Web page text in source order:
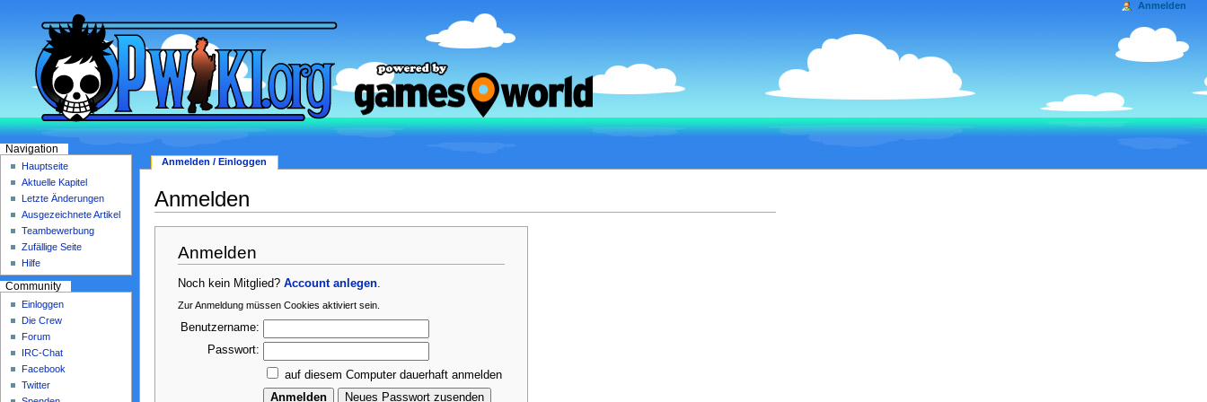
Anmelden
Anmelden
Noch kein Mitglied?Account anlegen
Zur Anmeldung müssen Cookies aktiviert sein.
Benutzername:
Passwort:
auf diesem Computer dauerhaft anmelden
Anmelden / Einloggen
Anmelden
Navigation
Hauptseite
Aktuelle Kapitel
Letzte Änderungen
Ausgezeichnete Artikel
Teambewerbung
Zufällige Seite
Hilfe
Community
Einloggen
Die Crew
Forum
IRC-Chat
Facebook
Twitter